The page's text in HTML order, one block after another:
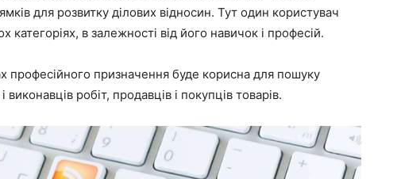
для розвитку ділових відносин. Тут один користувач
категоріях, в залежності від його навичок і професій.
професійного призначення буде корисна для пошуку
виконавців робіт, продавців і покупців товарів.